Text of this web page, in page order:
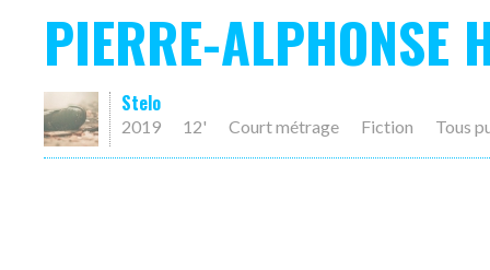
PIERRE-ALPHONSE
Stelo
2019 12' Court métrage Fiction Tous